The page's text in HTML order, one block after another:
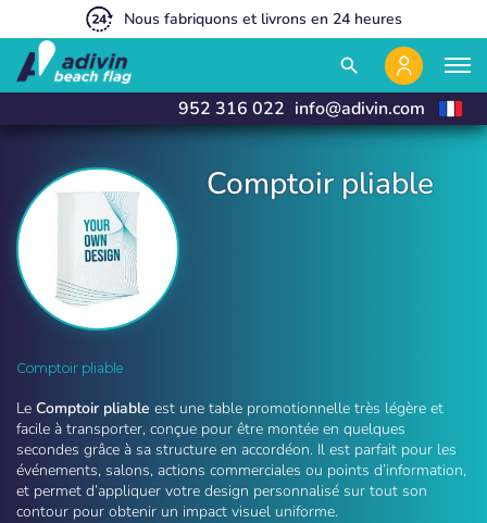
Nous fabriquons et livrons en 24 heures
Vente exclusive aux Partenaires Professionnels
Des prix avantageux grâce à une vente 100% en ligne.
search
952 316 022 info@adivin.com
Comptoir d'accueil publicitaire pliable et portable
Comptoir pliable
Comptoir pliable
Le Comptoir pliable est une table promotionnelle très légère et
facile à transporter, conçue pour être montée en quelques
secondes grâce à sa structure en accordéon. Il est parfait pour les
événements, salons, actions commerciales ou points d’information,
et permet d’appliquer votre design personnalisé sur tout son
contour pour obtenir un impact visuel uniforme.